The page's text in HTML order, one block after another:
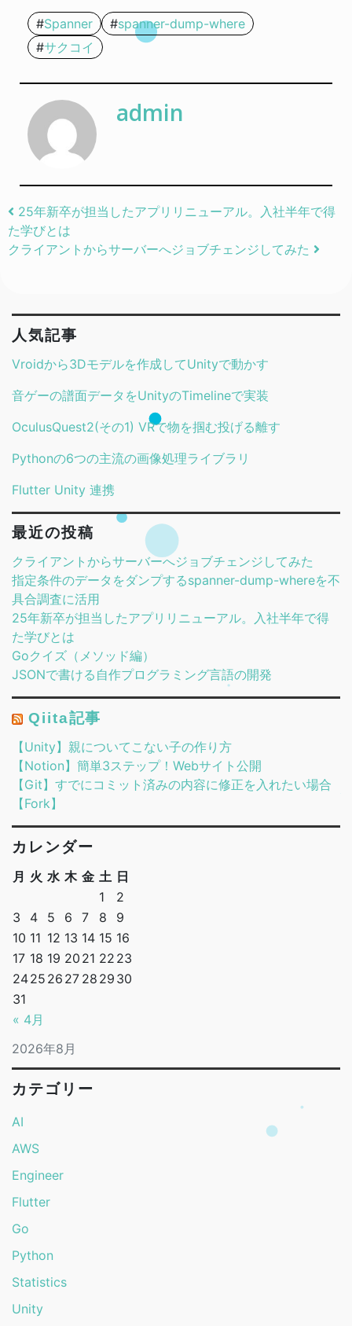
Spanner
spanner-dump-where
サクコイ
admin
Post navigation
25年新卒が担当したアプリリニューアル。入社半年で得
た学びとは
クライアントからサーバーへジョブチェンジしてみた
人気記事
Vroidから3Dモデルを作成してUnityで動かす
音ゲーの譜面データをUnityのTimelineで実装
OculusQuest2(その1) VRで物を掴む投げる離す
Pythonの6つの主流の画像処理ライブラリ
Flutter Unity 連携
最近の投稿
クライアントからサーバーへジョブチェンジしてみた
指定条件のデータをダンプするspanner-dump-whereを不
具合調査に活用
25年新卒が担当したアプリリニューアル。入社半年で得
た学びとは
Goクイズ（メソッド編）
JSONで書ける自作プログラミング言語の開発
Qiita記事
【Unity】親についてこない子の作り方
【Notion】簡単3ステップ！Webサイト公開
【Git】すでにコミット済みの内容に修正を入れたい場合
【Fork】
カレンダー
2026年8月
月 火 水 木 金 土 日
« 4月
1
2
3
4 5 6 7 8
9
10 11 12 13 14 15 16
17 18 19 20 21 22 23
2425 26 27 28 29 30
31
カテゴリー
AI
AWS
Engineer
Flutter
Go
Python
Statistics
Unity